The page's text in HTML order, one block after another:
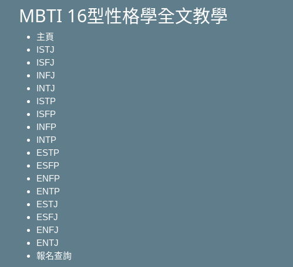
MBTI 16型性格學全文教學
主頁
ISTJ
ISFJ
INFJ
INTJ
ISTP
ISFP
INFP
INTP
ESTP
ESFP
ENFP
ENTP
ESTJ
ESFJ
ENFJ
ENTJ
報名查詢